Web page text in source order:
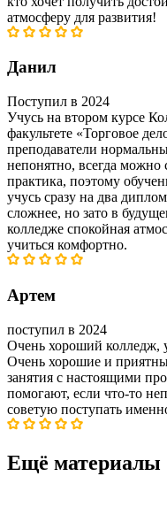
атмосферу для развития!
Данил
Поступил в 2024
Учусь на втором курсе
факультете «Торговое
преподаватели
непонятно, всегда можно
практика, поэтому
учусь сразу на два
сложнее, но зато в
колледже спокойная
учиться комфортно.
Артем
поступил в 2024
Очень хороший колледж,
Очень хорошие и
занятия с настоящими
помогают, если что-то
советую поступать
Ещё материалы